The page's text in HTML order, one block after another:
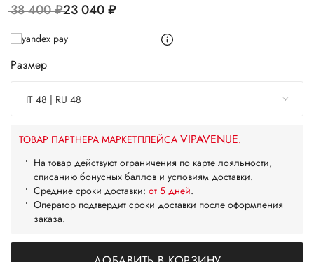
38 400руб.23 040руб.
Размер
IT 48 | RU 48
ТОВАР ПАРТНЕРА МАРКЕТПЛЕЙСА VIPAVENUE.
На товар действуют ограничения по карте лояльности,
списанию бонусных баллов и условиям доставки.
Средние сроки доставки: от 5 дней.
Оператор подтвердит сроки доставки после оформления
заказа.